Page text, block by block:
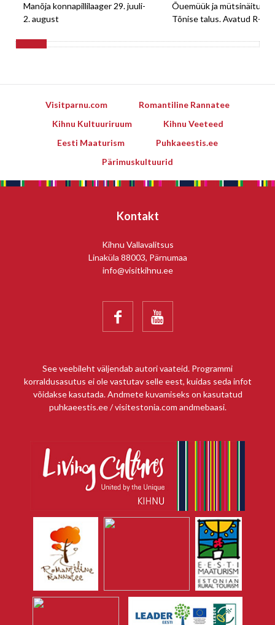
Manõja konnapillilaager 29. juuli-
2. august
Õuemüük ja mütsinäitus
Tõnise talus. Avatud R-E
Visitparnu.com
Romantiline Rannatee
Kihnu Kultuuriruum
Kihnu Veeteed
Eesti Maaturism
Puhkaeestis.ee
Pärimuskultuurid
Kontakt
Kihnu Vallavalitsus
Linaküla 88003, Pärnumaa
info@visitkihnu.ee
 
See veebileht väljendab autori vaateid. Programmi
korraldusasutus ei ole vastutav selle eest, kuidas seda infot
võidakse kasutada. Andmete kuvamiseks on kasutatud
puhkaeestis.ee / visitestonia.com andmebaasi.